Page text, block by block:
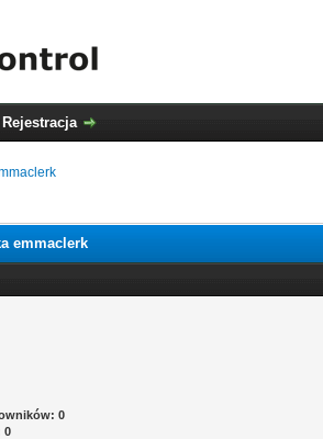
Rejestracja
emmaclerk
0
0